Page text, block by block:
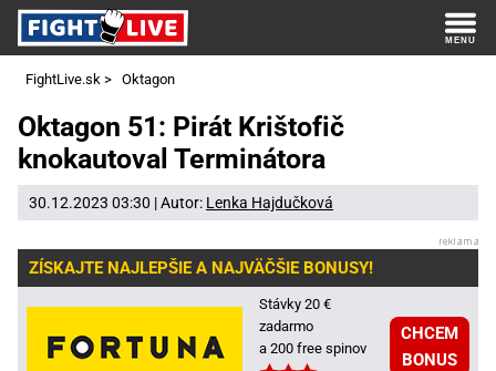
FightLive.sk > Oktagon
Oktagon 51: Pirát Krištofič
knokautoval Terminátora
30.12.2023 03:30 | Autor: Lenka Hajdučková
ZÍSKAJTE NAJLEPŠIE A NAJVÄČŠIE BONUSY!
Stávky 20 €
zadarmo
a 200 free spinov
CHCEM
BONUS